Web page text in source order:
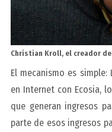
Christian Kroll, el creador
El mecanismo es
en Internet con Ecosia,
que generan ingresos
parte de esos ingresos